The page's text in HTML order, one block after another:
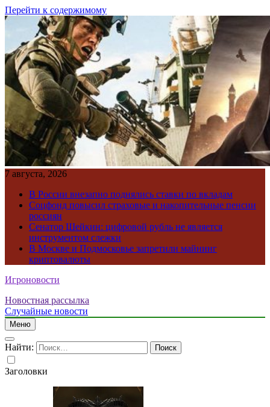
Перейти к содержимому
7 августа, 2026
В России внезапно поднялись ставки по вкладам
Соцфонд повысил страховые и накопительные пенсии
россиян
Сенатор Шейкин: цифровой рубль не является
инструментом слежки
В Москве и Подмосковье запретили майнинг
криптовалюты
Игроновости
Новостная рассылка
Случайные новости
Меню
Найти:
Заголовки